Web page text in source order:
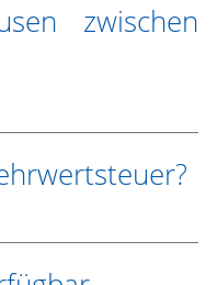
zwischen